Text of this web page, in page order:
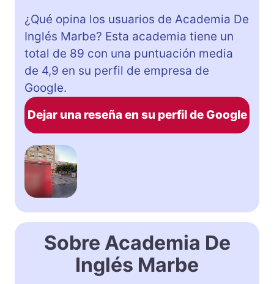
¿Qué opina los usuarios de Academia De
Inglés Marbe? Esta academia tiene un
total de 89 con una puntuación media
de 4,9 en su perfil de empresa de
Google.
Dejar una reseña en su perfil de Google
Sobre Academia De
Inglés Marbe